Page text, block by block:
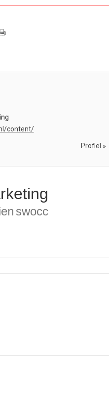
content/
Profiel »
swocc